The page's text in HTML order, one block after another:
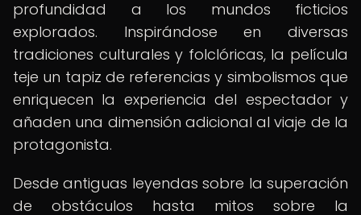
profundidad a los mundos ficticios
explorados. Inspirándose en diversas
tradiciones culturales y folclóricas, la película
teje un tapiz de referencias y simbolismos que
enriquecen la experiencia del espectador y
añaden una dimensión adicional al viaje de la
protagonista.
Desde antiguas leyendas sobre la superación
de obstáculos hasta mitos sobre la